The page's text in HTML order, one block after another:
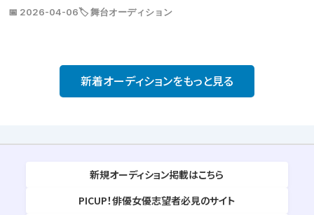
📅 2026-04-06🏷️ 舞台オーディション
新着オーディションをもっと見る
新規オーディション掲載はこちら
PICUP！俳優女優志望者必見のサイト